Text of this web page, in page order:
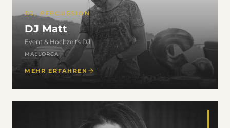
DJ, PERCUSSION
DJ Matt
Event & Hochzeits DJ
MALLORCA
MEHR ERFAHREN